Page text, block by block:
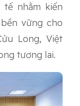
nhằm kiến
vững cho
Long, Việt
tương lai.